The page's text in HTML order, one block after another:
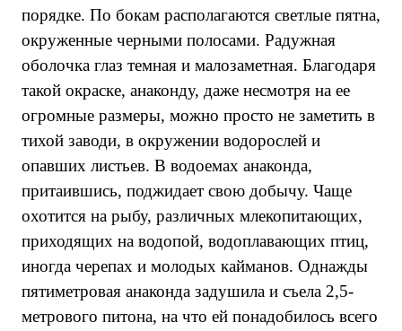
порядке. По бокам располагаются светлые пятна,
окруженные черными полосами. Радужная
оболочка глаз темная и малозаметная. Благодаря
такой окраске, анаконду, даже несмотря на ее
огромные размеры, можно просто не заметить в
тихой заводи, в окружении водорослей и
опавших листьев. В водоемах анаконда,
притаившись, поджидает свою добычу. Чаще
охотится на рыбу, различных млекопитающих,
приходящих на водопой, водоплавающих птиц,
иногда черепах и молодых кайманов. Однажды
пятиметровая анаконда задушила и съела 2,5-
метрового питона, на что ей понадобилось всего